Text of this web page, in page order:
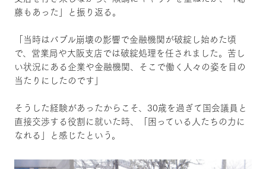
藤もあった」と振り返る。
「当時はバブル崩壊の影響で金融機関が破綻し始めた頃
で、営業局や大阪支店では破綻処理を任されました。苦し
い状況にある企業や金融機関、そこで働く人々の姿を目の
当たりにしたのです」
そうした経験があったからこそ、30歳を過ぎて国会議員と
直接交渉する役割に就いた時、「困っている人たちの力に
なれる」と感じたという。